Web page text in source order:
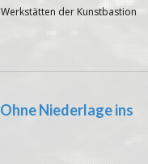
der Kunstbastion
Niederlage ins